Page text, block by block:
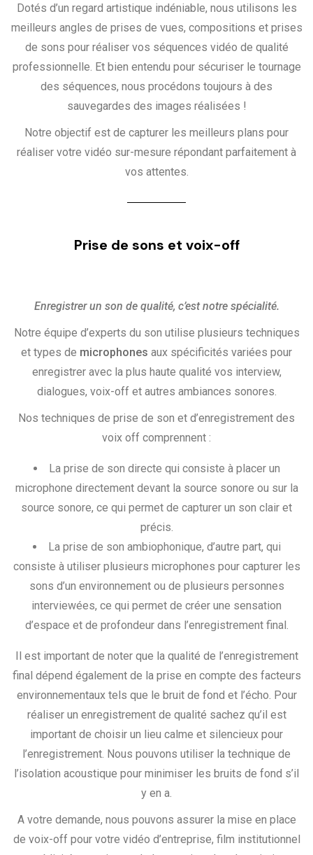
Dotés d’un regard artistique indéniable, nous utilisons les
meilleurs angles de prises de vues, compositions et prises
de sons pour réaliser vos séquences vidéo de qualité
professionnelle. Et bien entendu pour sécuriser le tournage
des séquences, nous procédons toujours à des
sauvegardes des images réalisées !
Notre objectif est de capturer les meilleurs plans pour
réaliser votre vidéo sur-mesure répondant parfaitement à
vos attentes.
Prise de sons et voix-off
Enregistrer un son de qualité, c’est notre spécialité.
Notre équipe d’experts du son utilise plusieurs techniques
et types de microphones aux spécificités variées pour
enregistrer avec la plus haute qualité vos interview,
dialogues, voix-off et autres ambiances sonores.
Nos techniques de prise de son et d’enregistrement des
voix off comprennent :
La prise de son directe qui consiste à placer un
microphone directement devant la source sonore ou sur la
source sonore, ce qui permet de capturer un son clair et
précis.
La prise de son ambiophonique, d’autre part, qui
consiste à utiliser plusieurs microphones pour capturer les
sons d’un environnement ou de plusieurs personnes
interviewées, ce qui permet de créer une sensation
d’espace et de profondeur dans l’enregistrement final.
Il est important de noter que la qualité de l’enregistrement
final dépend également de la prise en compte des facteurs
environnementaux tels que le bruit de fond et l’écho. Pour
réaliser un enregistrement de qualité sachez qu’il est
important de choisir un lieu calme et silencieux pour
l’enregistrement. Nous pouvons utiliser la technique de
l’isolation acoustique pour minimiser les bruits de fond s’il
y en a.
A votre demande, nous pouvons assurer la mise en place
de voix-off pour votre vidéo d’entreprise, film institutionnel